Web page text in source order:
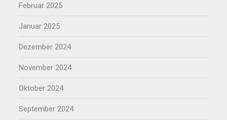
Februar 2025
Januar 2025
Dezember 2024
November 2024
Oktober 2024
September 2024